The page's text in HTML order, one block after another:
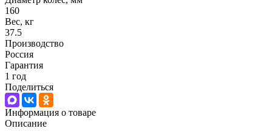
160
Вес, кг
37.5
Производство
Россия
Гарантия
1 год
Поделиться
Информация о товаре
Описание